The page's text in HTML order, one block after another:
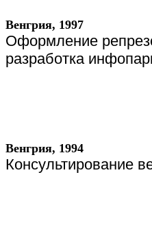
Венгрия, 1997
Оформление
разработка
Венгрия, 1994
Консультирование